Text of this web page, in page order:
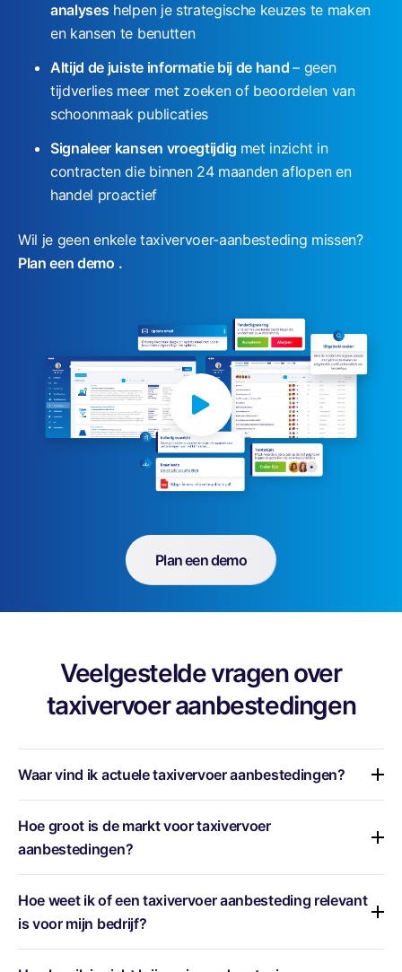
analyses helpen je strategische keuzes te maken
en kansen te benutten
Altijd de juiste informatie bij de hand– geen
tijdverlies meer met zoeken of beoordelen van
schoonmaak publicaties
Signaleer kansen vroegtijdig met inzicht in
contracten die binnen 24 maanden aflopen en
handel proactief
Wil je geen enkele taxivervoer-aanbesteding missen?
Plan eendemo .
Plan een demo
Veelgestelde vragen over
taxivervoer aanbestedingen
Waar vind ik actuele taxivervoer aanbestedingen?
verschillende platforms, zoals TenderNed en Mercell.
Met TenderApp krijg je één compleet overzicht van alle
actuele én historische aanbestedingen, inclusief
slimme zoekfilters, contractinformatie en
sectorinzichten.
Hoe groot is de markt voor taxivervoer
aanbestedingen?
sectorgepubliceerd in Nederland met een gemiddelde
contractwaarde van 14,4 miljoen euro
groeit het aantal jaarlijks gemiddeld met 4%.
Hoe weet ik of een taxivervoer aanbesteding relevant
is voor mijn bedrijf?